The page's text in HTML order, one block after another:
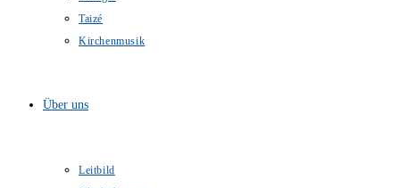
Taizé
Kirchenmusik
Über uns
Leitbild